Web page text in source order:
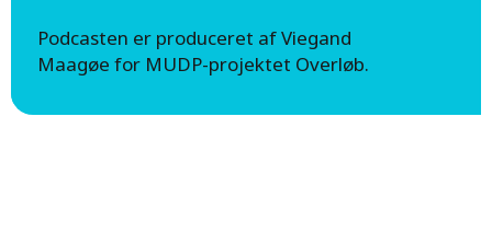
Podcasten er produceret af Viegand
Maagøe for MUDP-projektet Overløb.